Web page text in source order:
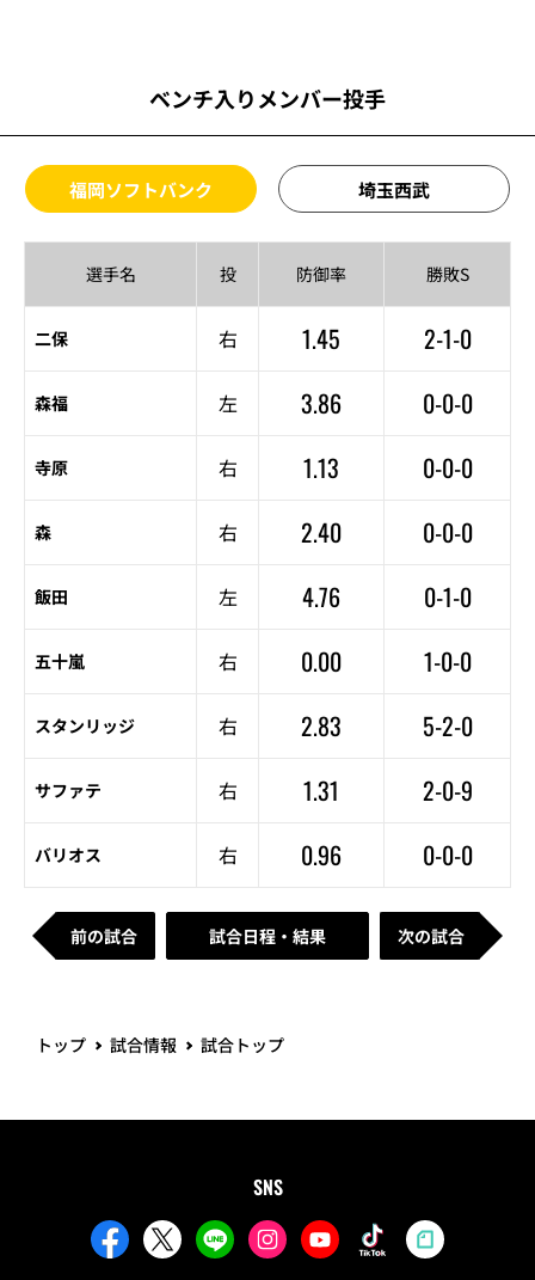
ベンチ入りメンバー投手
福岡ソフトバンク 埼玉西武
選手名 投 防御率 勝敗S
二保 右 1.45 2-1-0
森福 左 3.86 0-0-0
寺原 右 1.13 0-0-0
森 右 2.40 0-0-0
飯田 左 4.76 0-1-0
五十嵐 右 0.00 1-0-0
スタンリッジ 右 2.83 5-2-0
サファテ 右 1.31 2-0-9
バリオス 右 0.96 0-0-0
前の試合 試合日程・結果 次の試合
トップ 試合情報 試合トップ
SNS